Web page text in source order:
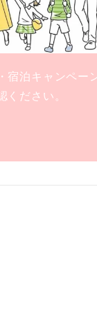
宿泊キャンペー
ください。